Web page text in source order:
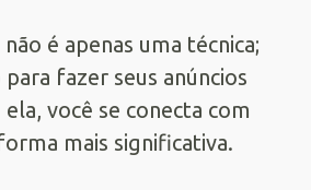
é apenas uma técnica;
fazer seus anúncios
você se conecta com
mais significativa.